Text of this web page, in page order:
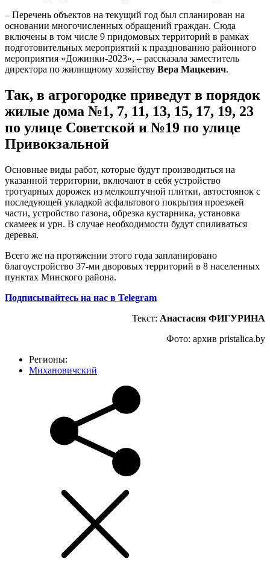
– Перечень объектов на текущий год был спланирован на
основании многочисленных обращений граждан. Сюда
включены в том числе 9 придомовых территорий в рамках
подготовительных мероприятий к празднованию районного
мероприятия «Дожинки-2023», – рассказала заместитель
директора по жилищному хозяйству Вера Мацкевич.
Так, в агрогородке приведут в порядок
жилые дома №1, 7, 11, 13, 15, 17, 19, 23
по улице Советской и №19 по улице
Привокзальной
Основные виды работ, которые будут производиться на
указанной территории, включают в себя устройство
тротуарных дорожек из мелкоштучной плитки, автостоянок с
последующей укладкой асфальтового покрытия проезжей
части, устройство газона, обрезка кустарника, установка
скамеек и урн. В случае необходимости будут спиливаться
деревья.
Всего же на протяжении этого года запланировано
благоустройство 37-ми дворовых территорий в 8 населенных
пунктах Минского района.
Подписывайтесь на нас в Telegram
Текст: Анастасия ФИГУРИНА
Фото: архив pristalica.by
Регионы:
Михановичский